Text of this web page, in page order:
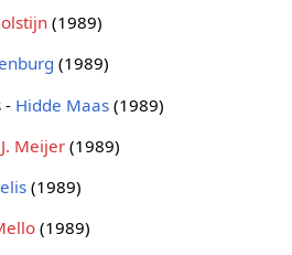
(1989)
(1989)
- Hidde Maas(1989)
Meijer(1989)
(1989)
(1989)